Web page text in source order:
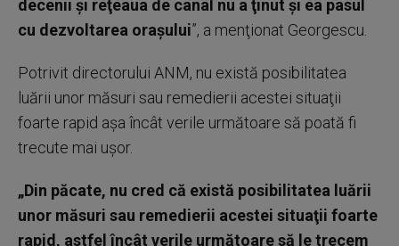
decenii şi reţeaua de canal nu a ţinut şi ea pasul
cu dezvoltarea oraşului”, a menţionat Georgescu.
Potrivit directorului ANM, nu există posibilitatea
luării unor măsuri sau remedierii acestei situaţii
foarte rapid aşa încât verile următoare să poată fi
trecute mai uşor.
„Din păcate, nu cred că există posibilitatea luării
unor măsuri sau remedierii acestei situaţii foarte
rapid, astfel încât verile următoare să le trecem